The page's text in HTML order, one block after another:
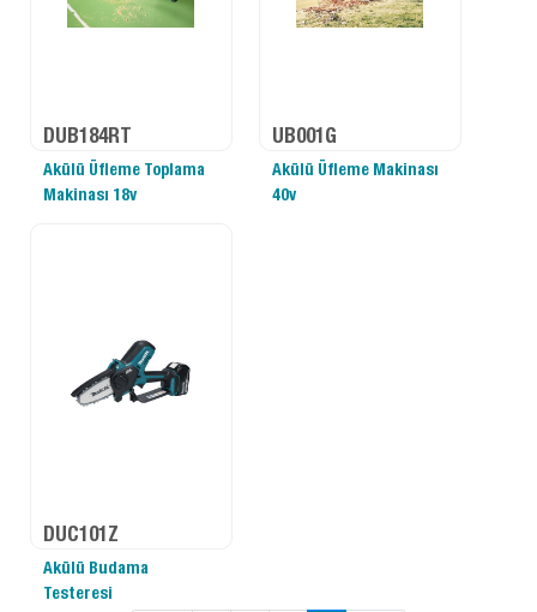
DUB184RT
Akülü Üfleme Toplama
Makinası 18v
UB001G
Akülü Üfleme Makinası
40v
DUC101Z
Akülü Budama
Testeresi